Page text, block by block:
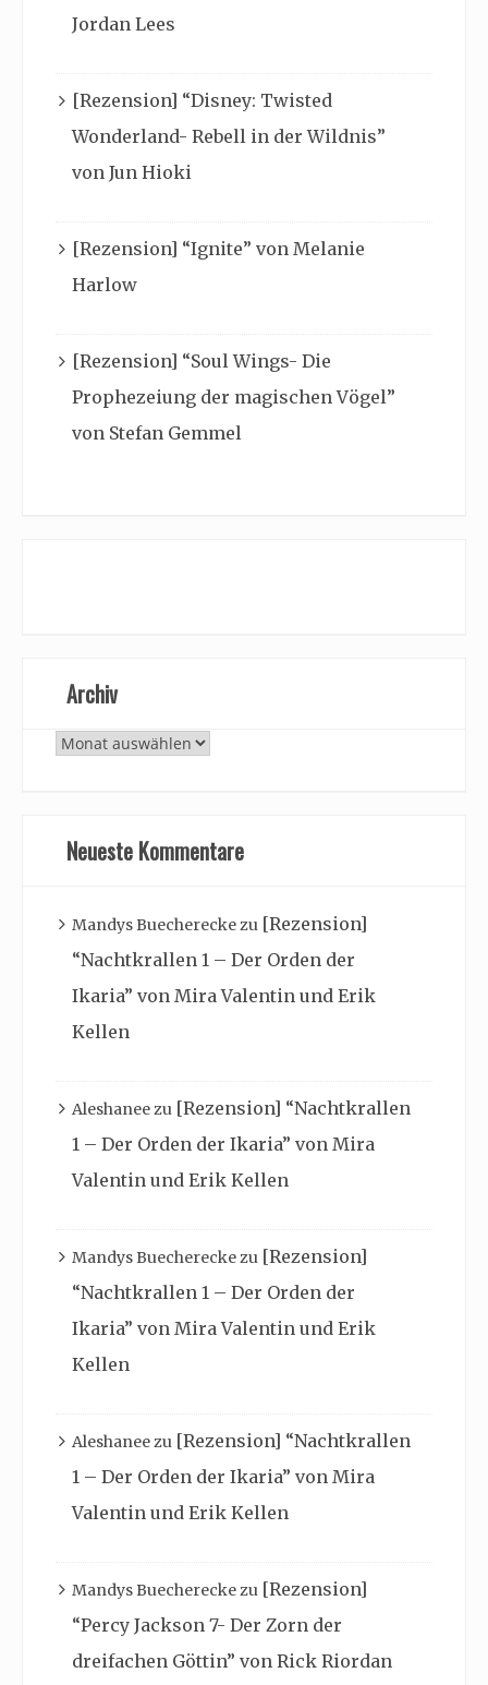
Jordan Lees
[Rezension] “Disney: Twisted
Wonderland- Rebell in der Wildnis”
von Jun Hioki
[Rezension] “Ignite” von Melanie
Harlow
[Rezension] “Soul Wings- Die
Prophezeiung der magischen Vögel”
von Stefan Gemmel
Archiv
Archiv
Neueste Kommentare
Mandys Buechereckezu [Rezension]
“Nachtkrallen 1 – Der Orden der
Ikaria” von Mira Valentin und Erik
Kellen
Aleshaneezu [Rezension] “Nachtkrallen
1 – Der Orden der Ikaria” von Mira
Valentin und Erik Kellen
Mandys Buechereckezu [Rezension]
“Nachtkrallen 1 – Der Orden der
Ikaria” von Mira Valentin und Erik
Kellen
Aleshaneezu [Rezension] “Nachtkrallen
1 – Der Orden der Ikaria” von Mira
Valentin und Erik Kellen
Mandys Buechereckezu [Rezension]
“Percy Jackson 7- Der Zorn der
dreifachen Göttin” von Rick Riordan